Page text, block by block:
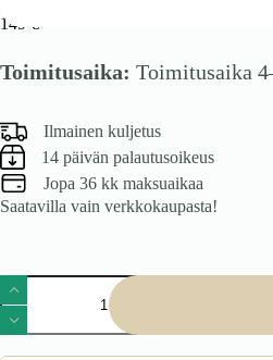
149 €
Toimitusaika: Toimitusaika
Ilmainen kuljetus
14 päivän palautusoikeus
Jopa 36 kk maksuaikaa
Saatavilla vain verkkokaupasta!
Tuoli
HUBERO
8,
tummanorja